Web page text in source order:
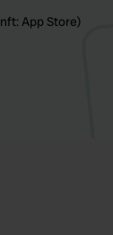
App Store)